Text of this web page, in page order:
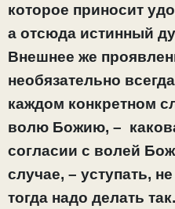
которое приносит
а отсюда истинный
Внешнее же
необязательно
каждом конкретном
волю Божию, –
согласии с волей
случае, – уступать,
тогда надо делать